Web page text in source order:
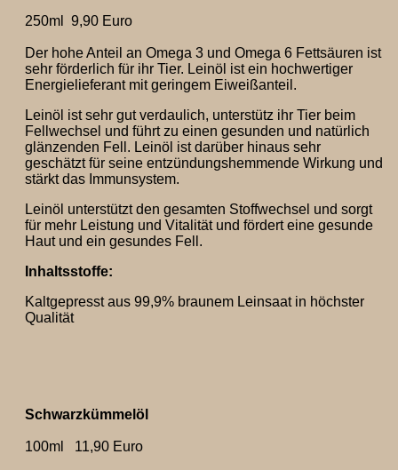
250ml 9,90 Euro
Der hohe Anteil an Omega 3 und Omega 6 Fettsäuren ist
sehr förderlich für ihr Tier. Leinöl ist ein hochwertiger
Energielieferant mit geringem Eiweißanteil.
Leinöl ist sehr gut verdaulich, unterstütz ihr Tier beim
Fellwechsel und führt zu einen gesunden und natürlich
glänzenden Fell. Leinöl ist darüber hinaus sehr
geschätzt für seine entzündungshemmende Wirkung und
stärkt das Immunsystem.
Leinöl unterstützt den gesamten Stoffwechsel und sorgt
für mehr Leistung und Vitalität und fördert eine gesunde
Haut und ein gesundes Fell.
Inhaltsstoffe:
Kaltgepresst aus 99,9% braunem Leinsaat in höchster
Qualität
Schwarzkümmelöl
100ml 11,90 Euro